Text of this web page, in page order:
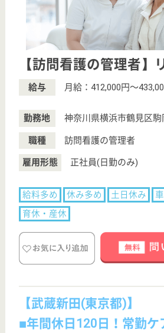
プライバシーポリシー
採用ご担当者様へ お知らせ
看護師の求人・転職なら
『クリックジョブ看護』
介護職求人支援サービス『クリックジョブ介護』運営会社:
ライフワンズ株式会社 ( 厚生労働大臣許可 )13- ユ -303765
Copyright©LifeOnes Ltd. All Rights Reserved